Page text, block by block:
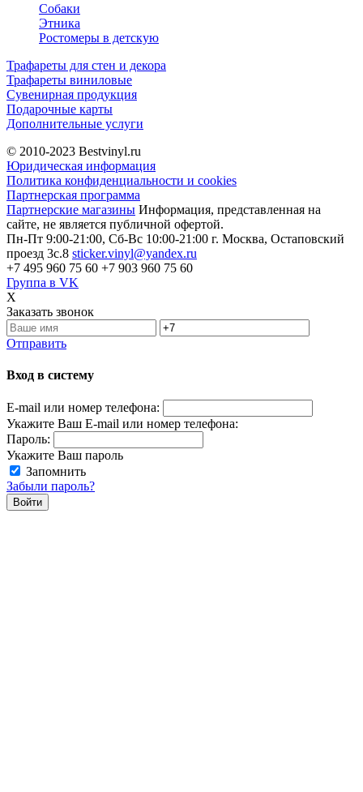
Собаки
Этника
Ростомеры в детскую
Трафареты для стен и декора
Трафареты виниловые
Сувенирная продукция
Подарочные карты
Дополнительные услуги
© 2010-2023 Bestvinyl.ru
Юридическая информация
Политика конфиденциальности и cookies
Партнерская программа
Партнерские магазины Информация, представленная на
сайте, не является публичной офертой.
Пн-Пт 9:00-21:00, Сб-Вс 10:00-21:00 г. Москва, Остаповский
проезд 3с.8 sticker.vinyl@yandex.ru
+7 495 960 75 60 +7 903 960 75 60
Группа в VK
X
Заказать звонок
Отправить
Вход в систему
E-mail или номер телефона:
Укажите Ваш E-mail или номер телефона:
Пароль:
Укажите Ваш пароль
Запомнить
Забыли пароль?